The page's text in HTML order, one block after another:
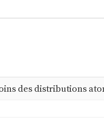
des distributions